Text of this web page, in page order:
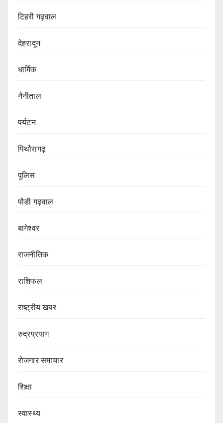
टिहरी गढ़वाल
देहरादून
धार्मिक
नैनीताल
पर्यटन
पिथौरागढ़
पुलिस
पौडी गढ़वाल
बागेश्वर
राजनीतिक
राशिफल
राष्ट्रीय खबर
रुद्रप्रयाग
रोजगार समाचार
शिक्षा
स्वास्थ्य